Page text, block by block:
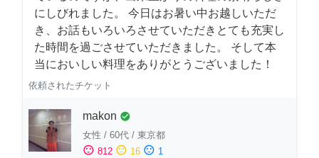
にしびれました。 今日はお暑い中お越しいただ
き、お話もいろいろさせていただきとても充実し
た時間を過ごさせていただきました。 そして本
当においしい料理をありがとうございました！
依頼されたチケット
makon check_circle
女性 / 60代 / 東京都
sentiment_satisfied 812 sentiment_neutral 16 sentiment_dissatisfied 1